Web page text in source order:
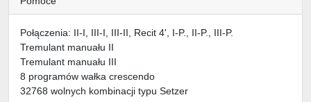
Połączenia: II-I, III-I, III-II, Recit 4', I-P., II-P., III-P.
Tremulant manuału II
Tremulant manuału III
8 programów wałka crescendo
32768 wolnych kombinacji typu Setzer